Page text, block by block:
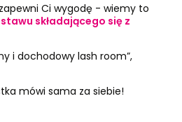
Ci wygodę - wiemy to
składającego się z
i dochodowy lash room”,
mówi sama za siebie!